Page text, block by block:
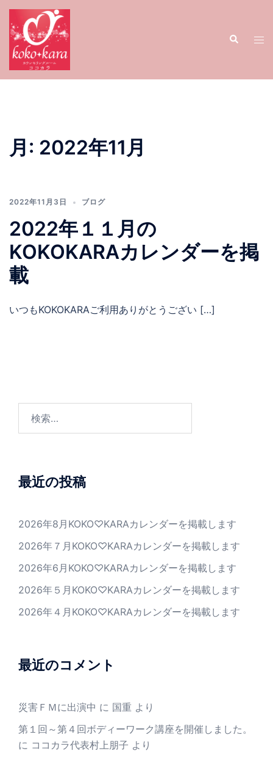
検
ト
月: 2022年11月
2022年11月3日 ブログ
2022年１１月の
KOKOKARAカレンダーを掲
載
いつもKOKOKARAご利用ありがとうござい […]
最近の投稿
2026年8月KOKO♡KARAカレンダーを掲載します
2026年７月KOKO♡KARAカレンダーを掲載します
2026年6月KOKO♡KARAカレンダーを掲載します
2026年５月KOKO♡KARAカレンダーを掲載します
2026年４月KOKO♡KARAカレンダーを掲載します
最近のコメント
災害ＦＭに出演中 に 国重 より
第１回～第４回ボディーワーク講座を開催しました。
に ココカラ代表村上朋子 より